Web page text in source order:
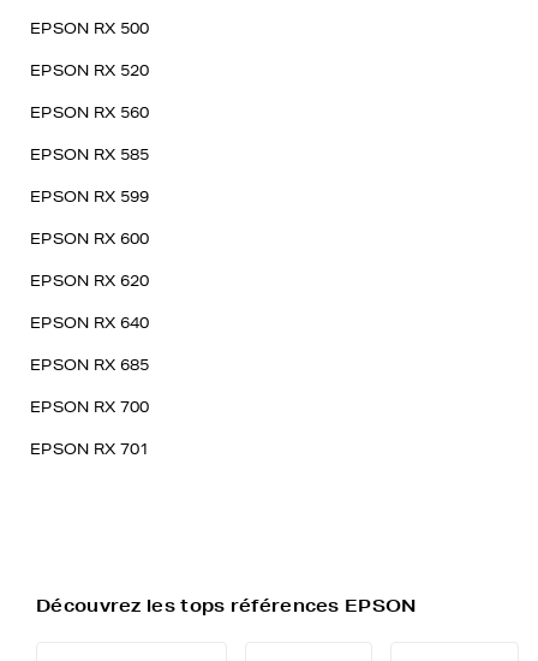
EPSON RX 500
EPSON RX 520
EPSON RX 560
EPSON RX 585
EPSON RX 599
EPSON RX 600
EPSON RX 620
EPSON RX 640
EPSON RX 685
EPSON RX 700
EPSON RX 701
Découvrez les tops références EPSON